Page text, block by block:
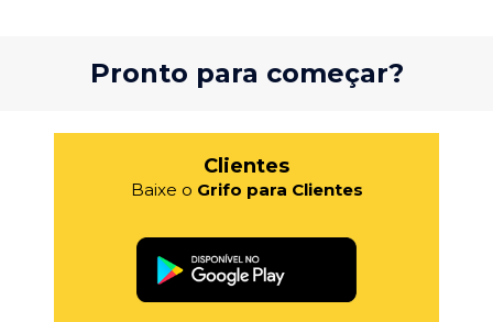
Pronto para começar?
Clientes
Baixe o Grifo para Clientes